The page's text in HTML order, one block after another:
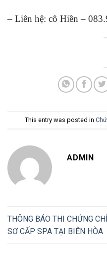
– Liên hệ: cô Hiền –
This entry was posted in
ADMIN
THÔNG BÁO THI CHỨNG CHỈ
SƠ CẤP SPA TẠI BIÊN HÒA